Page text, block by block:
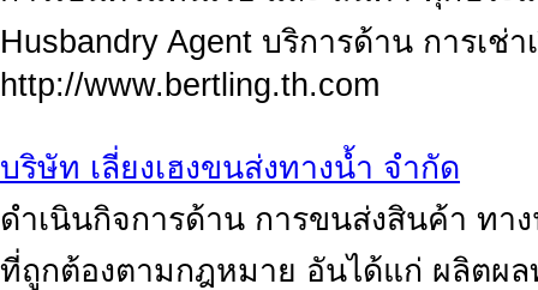
Husbandry Agent บริการด้าน การเช่
http://www.bertling.th.com
บริษัท เลี่ยงเฮงขนส่งทางน้ำ จำกัด
ดำเนินกิจการด้าน การขนส่งสินค้า ท
ที่ถูกต้องตามกฎหมาย อันได้แก่ ผลิตผล